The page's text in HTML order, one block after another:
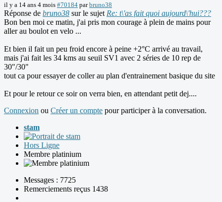
il y a 14 ans 4 mois #70184 parbruno38
Réponse de bruno38 sur le sujet Re: t\'as fait quoi aujourd\'hui???
Bon ben moi ce matin, j'ai pris mon courage à plein de mains pour
aller au boulot en velo ...
Et bien il fait un peu froid encore à peine +2°C arrivé au travail,
mais j'ai fait les 34 kms au seuil SV1 avec 2 séries de 10 rep de
30"/30"
tout ca pour essayer de coller au plan d'entrainement basique du site
Et pour le retour ce soir on verra bien, en attendant petit dej....
Connexion ou Créer un compte pour participer à la conversation.
stam
Hors Ligne
Membre platinium
Messages : 7725
Remerciements reçus 1438